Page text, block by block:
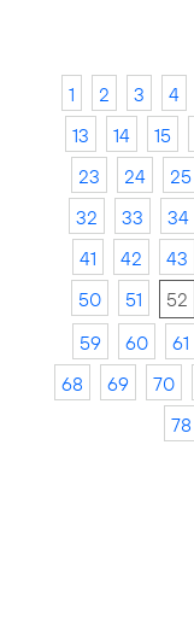
1 2 3 4
13
14 15
23
24 25
32
33 34
41
42 43
50
51 52
59
60 61
68
69 70
78